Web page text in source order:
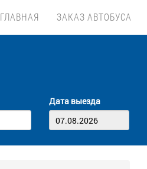
ГЛАВНАЯ ЗАКАЗ АВТОБУСА
Дата выезда